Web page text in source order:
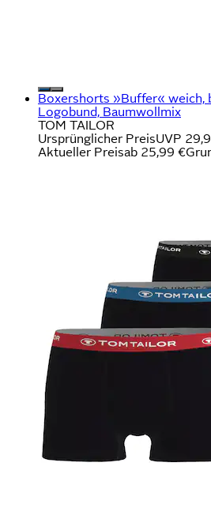
Boxershorts »Buffer« weich,
Logobund, Baumwollmix
TOM TAILOR
Ursprünglicher PreisUVP
Aktueller Preisab 25,99 €